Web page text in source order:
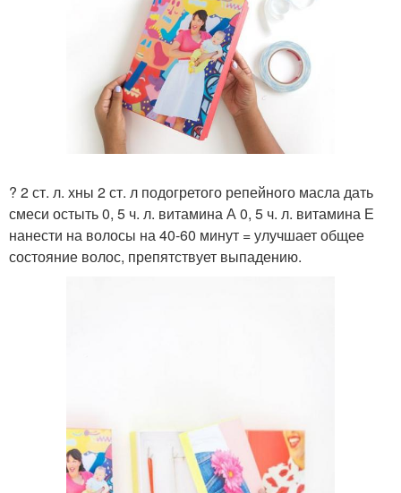
? 2 ст. л. хны 2 ст. л подогретого репейного масла дать
смеси остыть 0, 5 ч. л. витамина А 0, 5 ч. л. витамина Е
нанести на волосы на 40-60 минут = улучшает общее
состояние волос, препятствует выпадению.